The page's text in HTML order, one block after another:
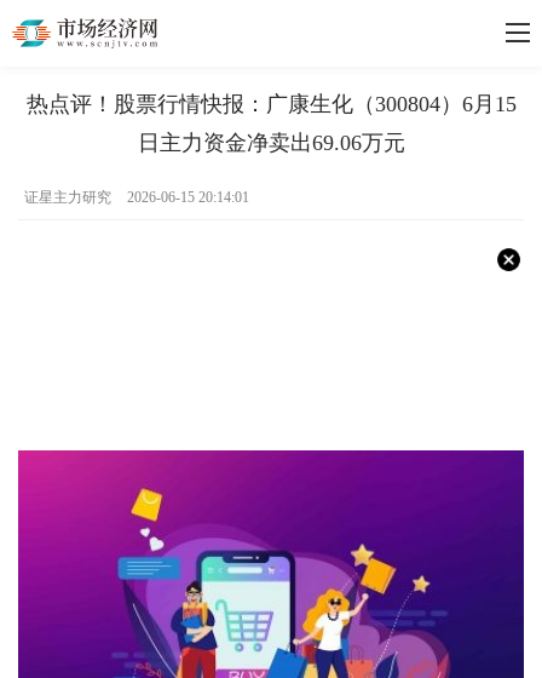
热点评！股票行情快报：广康生化（300804）6月15
日主力资金净卖出69.06万元
证星主力研究 2026-06-15 20:14:01